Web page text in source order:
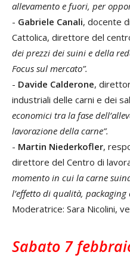
allevamento e fuori, per
- Gabriele Canali, docente
Cattolica, direttore del
dei prezzi dei suini e della
Focus sul mercato”.
- Davide Calderone,
industriali delle carni e dei
economici tra la fase
lavorazione della carne”.
- Martin Niederkofler,
direttore del Centro di
momento in cui la carne
l’effetto di qualità, packaging
Moderatrice: Sara Nicolini,
Sabato 7